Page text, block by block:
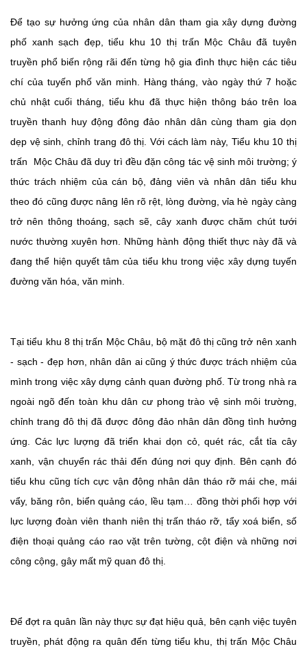
Để tạo sự hưởng ứng của nhân dân tham gia xây dựng đường
phố xanh sạch đẹp, tiểu khu 10 thị trấn Mộc Châu đã tuyên
truyền phổ biến rộng rãi đến từng hộ gia đình thực hiện các tiêu
chí của tuyến phố văn minh. Hàng tháng, vào ngày thứ 7 hoặc
chủ nhật cuối tháng, tiểu khu đã thực hiện thông báo trên loa
truyền thanh huy động đông đảo nhân dân cùng tham gia dọn
dẹp vệ sinh, chỉnh trang đô thị. Với cách làm này, Tiểu khu 10 thị
trấn Mộc Châu đã duy trì đều đặn công tác vệ sinh môi trường; ý
thức trách nhiệm của cán bộ, đảng viên và nhân dân tiểu khu
theo đó cũng được nâng lên rõ rệt, lòng đường, vỉa hè ngày càng
trở nên thông thoáng, sạch sẽ, cây xanh được chăm chút tưới
nước thường xuyên hơn. Những hành động thiết thực này đã và
đang thể hiện quyết tâm của tiểu khu trong việc xây dựng tuyến
đường văn hóa, văn minh.
Tại tiểu khu 8 thị trấn Mộc Châu, bộ mặt đô thị cũng trở nên xanh
- sạch - đẹp hơn, nhân dân ai cũng ý thức được trách nhiệm của
mình trong việc xây dựng cảnh quan đường phố. Từ trong nhà ra
ngoài ngõ đến toàn khu dân cư phong trào vệ sinh môi trường,
chỉnh trang đô thị đã được đông đảo nhân dân đồng tình hưởng
ứng. Các lực lượng đã triển khai dọn cỏ, quét rác, cắt tỉa cây
xanh, vận chuyển rác thải đến đúng nơi quy định. Bên cạnh đó
tiểu khu cũng tích cực vận động nhân dân tháo rỡ mái che, mái
vẩy, băng rôn, biển quảng cáo, lều tạm… đồng thời phối hợp với
lực lượng đoàn viên thanh niên thị trấn tháo rỡ, tẩy xoá biển, số
điện thoại quảng cáo rao vặt trên tường, cột điện và những nơi
công cộng, gây mất mỹ quan đô thị.
Để đợt ra quân lần này thực sự đạt hiệu quả, bên cạnh việc tuyên
truyền, phát động ra quân đến từng tiểu khu, thị trấn Mộc Châu